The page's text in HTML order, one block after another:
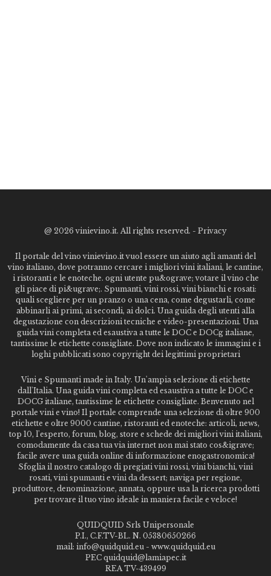
@ 2026 vinievino.it. All rights reserved. - Privacy
Il portale del vino vinievino.it vuol essere un aiuto agli amanti del
vino italiano, dove potranno cercare i migliori vini italiani, le cantine,
i ristoranti e le enoteche. ogni utente pu&ograve; votare il vino che
gli piace di pi&ugrave;. Spumanti, vini rossi, vini bianchi e rosati:
quali scegliere per un pranzo o una cena, come degustarli, come
abbinarli ai primi, ai secondi, ai dolci. Una guida degli utenti alla
degustazione con descrizioni tecniche e video-presentazioni. Una
guida vini completa ed esaustiva a tutte le DOC e DOCg italiane,
tantissime le etichette consigliate. Dove non indicato le immagini e i
loghi pubblicati sono copyright dei legittimi proprietari
Vini e Spumanti made in Italy. Un'ampia selezione di etichette
dall'Italia. Una guida vini completa ed esaustiva a tutte le DOC e
DOCG italiane, tantissime le etichette consigliate. Benvenuto nel
portale vini e vino! Il portale comprende una selezione di oltre 900
etichette e oltre 9000 cantine, ristoranti ed enoteche: articoli, news,
top 10, l'esperto, forum, blog, store e schede dei migliori vini italiani,
comodamente da casa tua via internet non mai stato cos&igrave;
facile avere una guida online di informazione enogastronomica!
Sfoglia il nostro catalogo di pregiati vini rossi, vini bianchi, vini
rosati, vini spumanti e vini da dessert; naviga per regione,
produttore, denominazione, annata, oppure usa la ricerca prodotti
per trovare il tuo vino ideale in maniera facile e veloce!
QUIDQUID Srls Unipersonale
P.I., C.F.TV-BL. N. 05380650266
mail: info@quidquid.eu - www.quidquid.eu
PEC quidquid@lamiapec.it
REA TV-439499